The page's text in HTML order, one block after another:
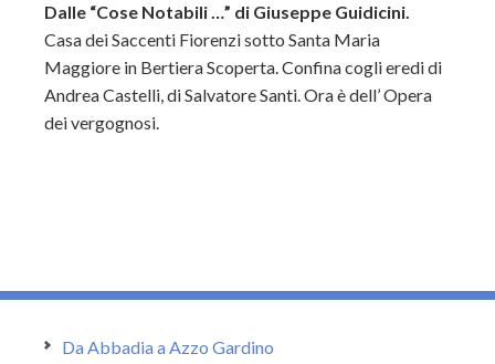
Dalle “Cose Notabili …” di Giuseppe Guidicini.
Casa dei Saccenti Fiorenzi sotto Santa Maria
Maggiore in Bertiera Scoperta. Confina cogli eredi di
Andrea Castelli, di Salvatore Santi. Ora è dell’ Opera
dei vergognosi.
Da Abbadia a Azzo Gardino